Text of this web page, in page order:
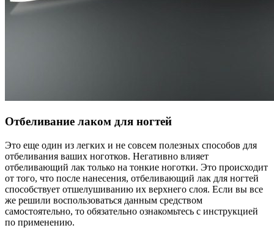
Отбеливание лаком для ногтей
Это еще один из легких и не совсем полезных способов для
отбеливания ваших ноготков. Негативно влияет
отбеливающий лак только на тонкие ноготки. Это происходит
от того, что после нанесения, отбеливающий лак для ногтей
способствует отшелушиванию их верхнего слоя. Если вы все
же решили воспользоваться данным средством
самостоятельно, то обязательно ознакомьтесь с инструкцией
по применению.